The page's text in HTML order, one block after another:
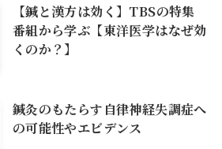
【鍼と漢方は効く】TBSの特集
番組から学ぶ【東洋医学はなぜ効
くのか？】
鍼灸のもたらす自律神経失調症へ
の可能性やエビデンス